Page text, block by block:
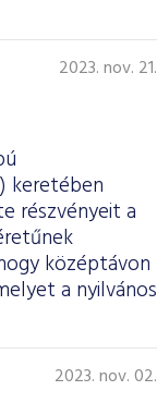
2023. nov. 21.
keretében
részvényeit a
középtávon
a nyilvános
2023. nov. 02.